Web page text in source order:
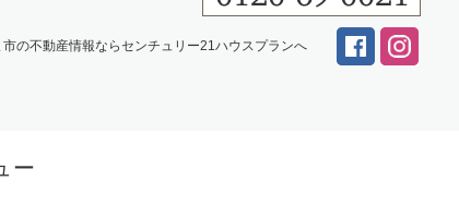
の不動産情報ならセンチュリー21ハウスプランへ
ー